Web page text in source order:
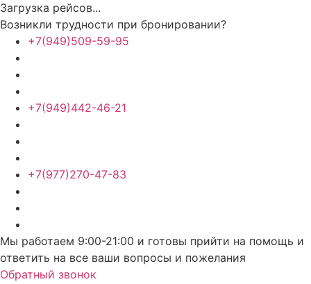
Загрузка рейсов...
Возникли трудности при бронировании?
+7(949)509-59-95
+7(949)442-46-21
+7(977)270-47-83
Мы работаем 9:00-21:00 и готовы прийти на помощь и
ответить на все ваши вопросы и пожелания
Обратный звонок